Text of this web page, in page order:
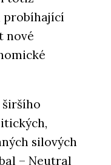
probíhající
nové
širšího
silových
– Neutral